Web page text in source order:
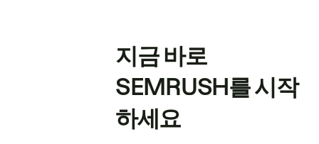
지금 바로
SEMRUSH를 시작
하세요